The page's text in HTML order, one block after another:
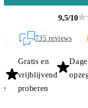
9,5/10
735 reviews
Gratis en
vrijblijvend
proberen
Dagelijks
opzegbaar